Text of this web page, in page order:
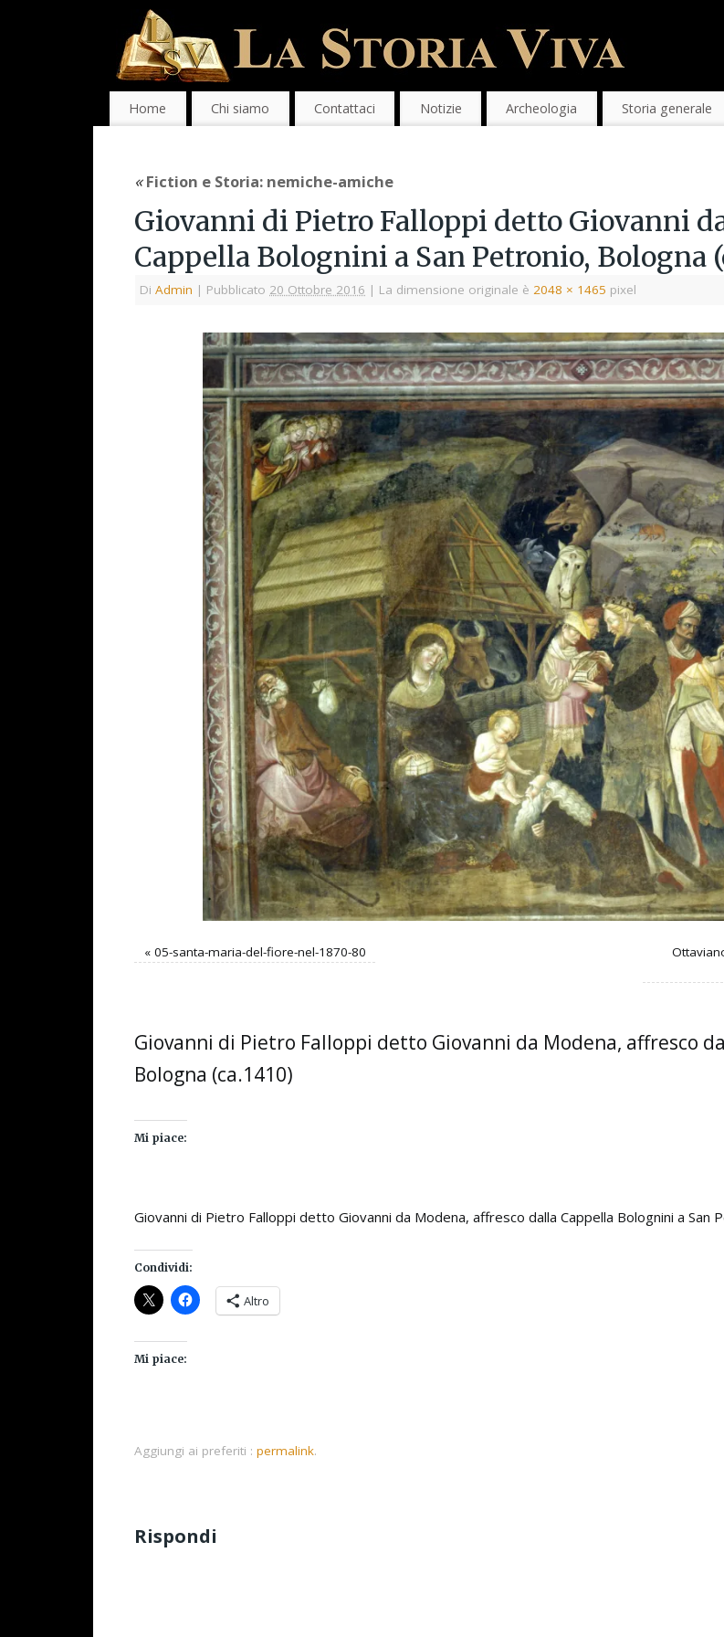
Home Chi siamo Contattaci Notizie Archeologia Storia generale
«Fiction e Storia: nemiche-amiche
Giovanni di Pietro Falloppi detto Giovanni
Cappella Bolognini a San Petronio, Bologna
Di Admin | Pubblicato 20 Ottobre 2016 | La dimensione originale è 2048 × 1465 pixel
« 05-santa-maria-del-fiore-nel-1870-80
Giovanni di Pietro Falloppi detto Giovanni da Modena, affresco
Bologna (ca.1410)
Mi piace:
Giovanni di Pietro Falloppi detto Giovanni da Modena, affresco dalla Cappella Bolognini a San
Condividi:
Altro
Mi piace:
Aggiungi ai preferiti : permalink.
Rispondi